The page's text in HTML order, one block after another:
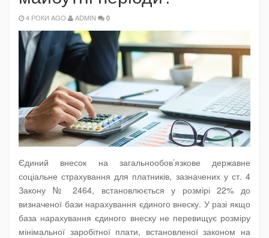
4 РОКИ AGO ADMIN 0
Єдиний внесок на загальнообов’язкове державне
соціальне страхування для платників, зазначених у ст. 4
Закону № 2464, встановлюється у розмірі 22% до
визначеної бази нарахування єдиного внеску. У разі якщо
база нарахування єдиного внеску не перевищує розміру
мінімальної заробітної плати, встановленої законом на